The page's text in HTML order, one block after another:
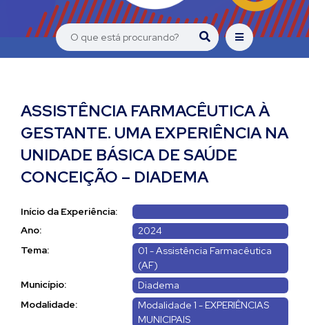
ASSISTÊNCIA FARMACÊUTICA À
GESTANTE. UMA EXPERIÊNCIA NA
UNIDADE BÁSICA DE SAÚDE
CONCEIÇÃO – DIADEMA
Início da Experiência:
Ano:
2024
Tema:
01 - Assistência Farmacêutica
(AF)
Município:
Diadema
Modalidade:
Modalidade 1 - EXPERIÊNCIAS
MUNICIPAIS